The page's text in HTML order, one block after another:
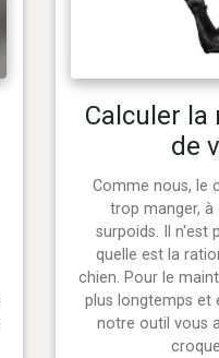
Calculer
de
Comme nous, le
trop manger,
surpoids. Il n'est
quelle est la
chien. Pour le
plus longtemps et
notre outil vous